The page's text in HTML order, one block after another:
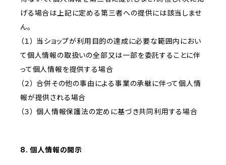
げる場合は上記に定める第三者への提供には該当しませ
ん。
（１） 当ショップが利用目的の達成に必要な範囲内におい
て個人情報の取扱いの全部又は一部を委託することに伴
って個人情報を提供する場合
（２） 合併その他の事由による事業の承継に伴って個人情
報が提供される場合
（３） 個人情報保護法の定めに基づき共同利用する場合
8. 個人情報の開示